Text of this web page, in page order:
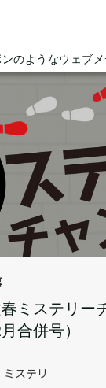
のようなウェブメ
春ミステリー
合併号）
ステリ